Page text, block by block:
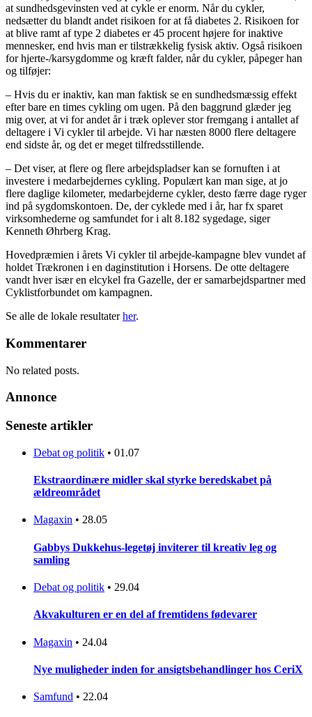
at sundhedsgevinsten ved at cykle er enorm. Når du cykler,
nedsætter du blandt andet risikoen for at få diabetes 2. Risikoen for
at blive ramt af type 2 diabetes er 45 procent højere for inaktive
mennesker, end hvis man er tilstrækkelig fysisk aktiv. Også risikoen
for hjerte-/karsygdomme og kræft falder, når du cykler, påpeger han
og tilføjer:
– Hvis du er inaktiv, kan man faktisk se en sundhedsmæssig effekt
efter bare en times cykling om ugen. På den baggrund glæder jeg
mig over, at vi for andet år i træk oplever stor fremgang i antallet af
deltagere i Vi cykler til arbejde. Vi har næsten 8000 flere deltagere
end sidste år, og det er meget tilfredsstillende.
– Det viser, at flere og flere arbejdspladser kan se fornuften i at
investere i medarbejdernes cykling. Populært kan man sige, at jo
flere daglige kilometer, medarbejderne cykler, desto færre dage ryger
ind på sygdomskontoen. De, der cyklede med i år, har fx sparet
virksomhederne og samfundet for i alt 8.182 sygedage, siger
Kenneth Øhrberg Krag.
Hovedpræmien i årets Vi cykler til arbejde-kampagne blev vundet af
holdet Trækronen i en daginstitution i Horsens. De otte deltagere
vandt hver især en elcykel fra Gazelle, der er samarbejdspartner med
Cyklistforbundet om kampagnen.
Se alle de lokale resultaterher.
Kommentarer
No related posts.
Annonce
Seneste artikler
Debat og politik • 01.07
Ekstraordinære midler skal styrke beredskabet på
ældreområdet
Magaxin • 28.05
Gabbys Dukkehus-legetøj inviterer til kreativ leg og
samling
Debat og politik • 29.04
Akvakulturen er en del af fremtidens fødevarer
Magaxin • 24.04
Nye muligheder inden for ansigtsbehandlinger hos CeriX
Samfund • 22.04